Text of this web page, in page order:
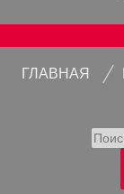
ГЛАВНАЯ